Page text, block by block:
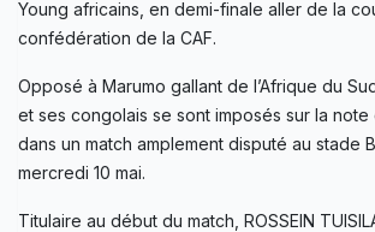
Young africains, en demi-finale aller de la
confédération de la CAF.
Opposé à Marumo gallant de l’Afrique du
et ses congolais se sont imposés sur la
dans un match amplement disputé au stade
mercredi 10 mai.
Titulaire au début du match, ROSSEIN